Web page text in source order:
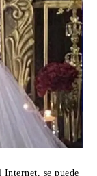
Internet, se puede